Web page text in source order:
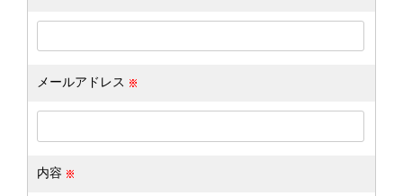
メールアドレス
内容